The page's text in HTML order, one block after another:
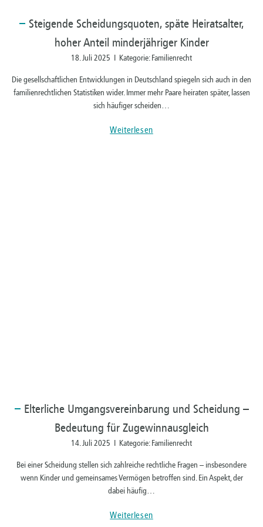
SteigendeScheidungsquoten, späte Heiratsalter,
hoher Anteil minderjähriger Kinder
18. Juli 2025 I Kategorie: Familienrecht
Die gesellschaftlichen Entwicklungen in Deutschland spiegeln sich auch in den
familienrechtlichen Statistiken wider. Immer mehr Paare heiraten später, lassen
sich häufiger scheiden…
Weiterlesen
ElterlicheUmgangsvereinbarung und Scheidung –
Bedeutung für Zugewinnausgleich
14. Juli 2025 I Kategorie: Familienrecht
Bei einer Scheidung stellen sich zahlreiche rechtliche Fragen – insbesondere
wenn Kinder und gemeinsames Vermögen betroffen sind. Ein Aspekt, der
dabei häufig…
Weiterlesen